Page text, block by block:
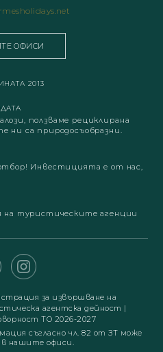
ОФИСИ
2013
ползваме рециклирана
ни са природосъобразни.
Инвестицията е от нас,
на туристическите агенции
за извършване на
агентска дейност |
ТО 2026-2027
съгласно чл. 82 от ЗТ може
в нашите офиси.